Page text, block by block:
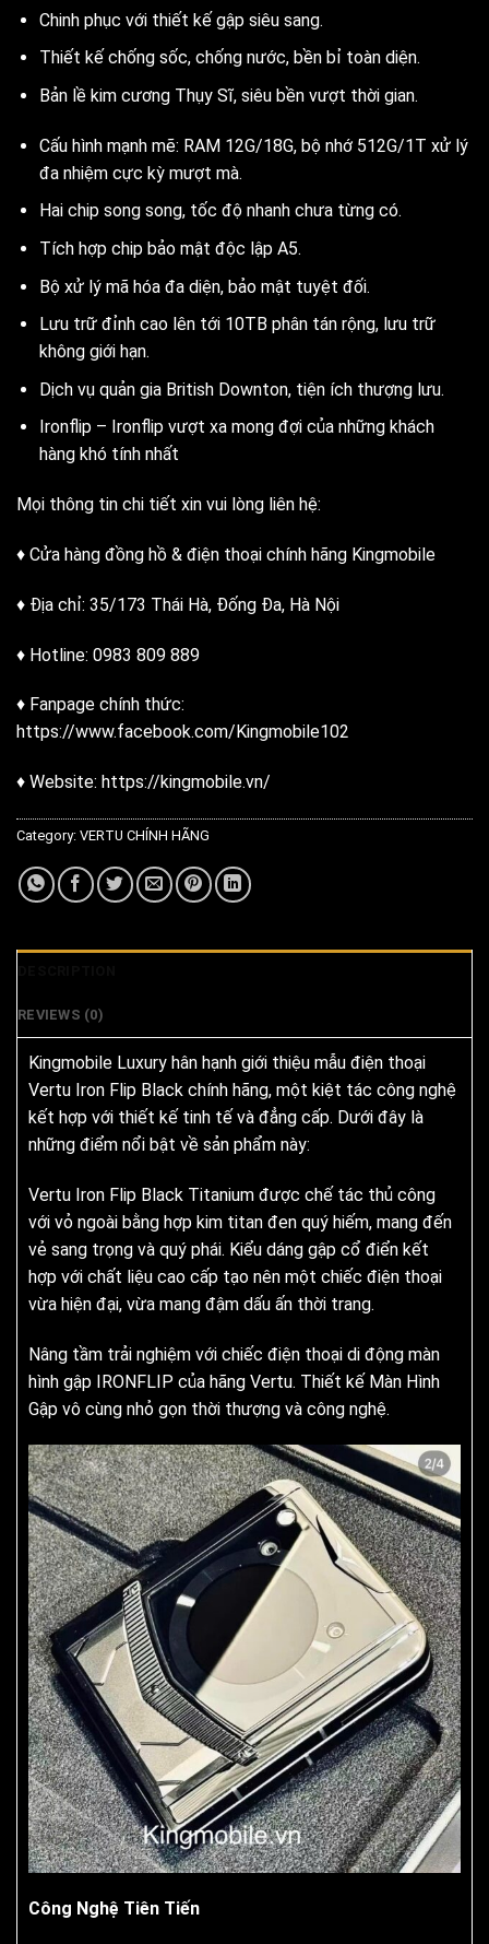
Chinh phục với thiết kế gập siêu sang.
Thiết kế chống sốc, chống nước, bền bỉ toàn diện.
Bản lề kim cương Thụy Sĩ, siêu bền vượt thời gian.
Cấu hình mạnh mẽ: RAM 12G/18G, bộ nhớ 512G/1T xử lý
đa nhiệm cực kỳ mượt mà.
Hai chip song song, tốc độ nhanh chưa từng có.
Tích hợp chip bảo mật độc lập A5.
Bộ xử lý mã hóa đa diện, bảo mật tuyệt đối.
Lưu trữ đỉnh cao lên tới 10TB phân tán rộng, lưu trữ
không giới hạn.
Dịch vụ quản gia British Downton, tiện ích thượng lưu.
Ironflip – Ironflip vượt xa mong đợi của những khách
hàng khó tính nhất
Mọi thông tin chi tiết xin vui lòng liên hệ:
♦ Cửa hàng đồng hồ & điện thoại chính hãng Kingmobile
♦ Địa chỉ: 35/173 Thái Hà, Đống Đa, Hà Nội
♦ Hotline: 0983 809 889
♦ Fanpage chính thức:
https://www.facebook.com/Kingmobile102
♦ Website: https://kingmobile.vn/
Category: VERTU CHÍNH HÃNG
REVIEWS (0)
Kingmobile Luxury hân hạnh giới thiệu mẫu điện thoại
Vertu Iron Flip Black chính hãng, một kiệt tác công nghệ
kết hợp với thiết kế tinh tế và đẳng cấp. Dưới đây là
những điểm nổi bật về sản phẩm này:
Vertu Iron Flip Black Titanium được chế tác thủ công
với vỏ ngoài bằng hợp kim titan đen quý hiếm, mang đến
vẻ sang trọng và quý phái. Kiểu dáng gập cổ điển kết
hợp với chất liệu cao cấp tạo nên một chiếc điện thoại
vừa hiện đại, vừa mang đậm dấu ấn thời trang.
Nâng tầm trải nghiệm với chiếc điện thoại di động màn
hình gập IRONFLIP của hãng Vertu. Thiết kế Màn Hình
Gập vô cùng nhỏ gọn thời thượng và công nghệ.
Công Nghệ Tiên Tiến